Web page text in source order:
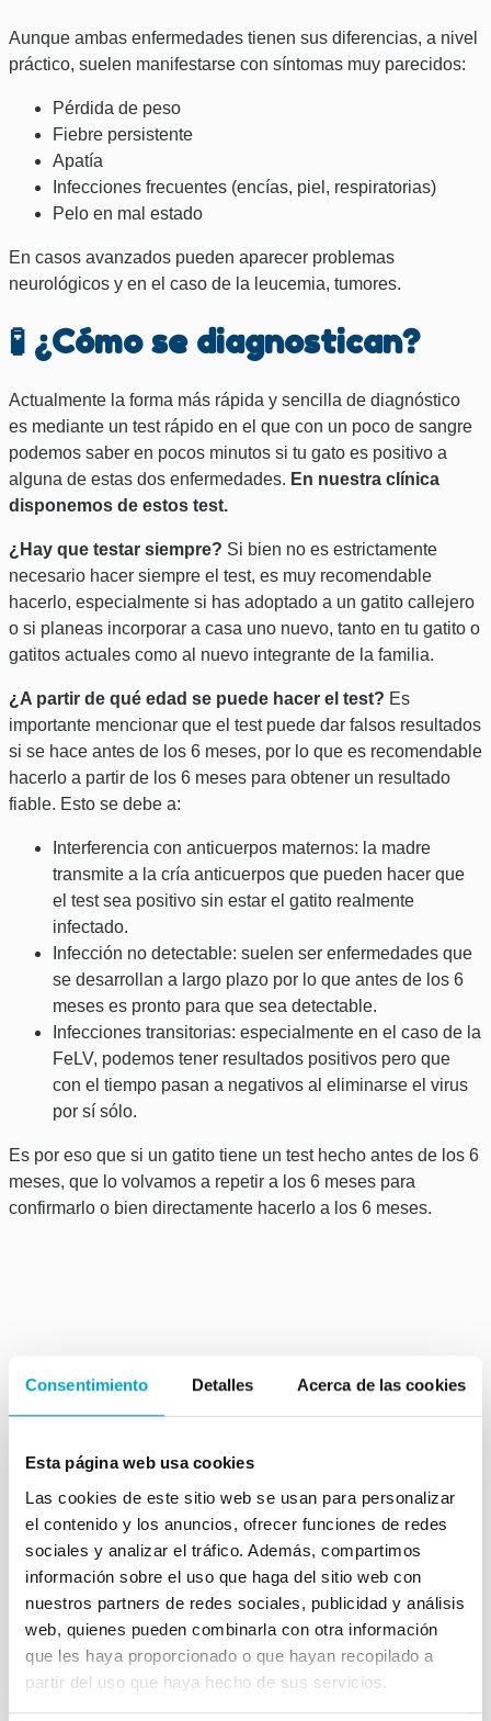
Consentimiento Detalles Acerca de las cookies
Esta página web usa cookies
Las cookies de este sitio web se usan para personalizar
el contenido y los anuncios, ofrecer funciones de redes
sociales y analizar el tráfico. Además, compartimos
información sobre el uso que haga del sitio web con
nuestros partners de redes sociales, publicidad y análisis
web, quienes pueden combinarla con otra información
que les haya proporcionado o que hayan recopilado a
partir del uso que haya hecho de sus servicios.
Aunque ambas enfermedades tienen sus diferencias, a nivel
práctico, suelen manifestarse con síntomas muy parecidos:
Pérdida de peso
Fiebre persistente
Apatía
Infecciones frecuentes (encías, piel, respiratorias)
Pelo en mal estado
En casos avanzados pueden aparecer problemas
neurológicos y en el caso de la leucemia, tumores.
🧪 ¿Cómo se diagnostican?
Actualmente la forma más rápida y sencilla de diagnóstico
es mediante un test rápido en el que con un poco de sangre
podemos saber en pocos minutos si tu gato es positivo a
alguna de estas dos enfermedades. En nuestra clínica
disponemos de estos test.
¿Hay que testar siempre? Si bien no es estrictamente
necesario hacer siempre el test, es muy recomendable
hacerlo, especialmente si has adoptado a un gatito callejero
o si planeas incorporar a casa uno nuevo, tanto en tu gatito o
gatitos actuales como al nuevo integrante de la familia.
¿A partir de qué edad se puede hacer el test? Es
importante mencionar que el test puede dar falsos resultados
si se hace antes de los 6 meses, por lo que es recomendable
hacerlo a partir de los 6 meses para obtener un resultado
fiable. Esto se debe a:
Interferencia con anticuerpos maternos: la madre
transmite a la cría anticuerpos que pueden hacer que
el test sea positivo sin estar el gatito realmente
infectado.
Infección no detectable: suelen ser enfermedades que
se desarrollan a largo plazo por lo que antes de los 6
meses es pronto para que sea detectable.
Infecciones transitorias: especialmente en el caso de la
FeLV, podemos tener resultados positivos pero que
con el tiempo pasan a negativos al eliminarse el virus
por sí sólo.
Es por eso que si un gatito tiene un test hecho antes de los 6
meses, que lo volvamos a repetir a los 6 meses para
confirmarlo o bien directamente hacerlo a los 6 meses.
💊¿Tienen tratamiento?
Actualmente no disponemos de tratamientos directos contra
estas enfermedades, por lo que únicamente podemos llevar